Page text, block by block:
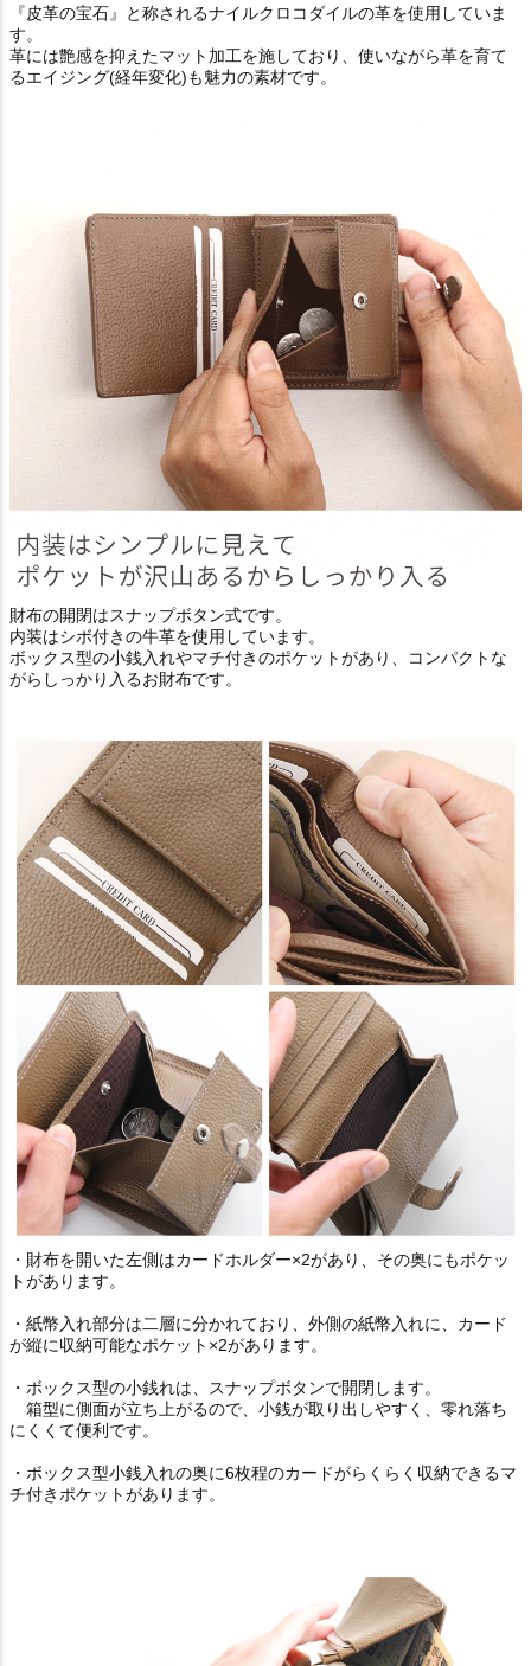
『皮革の宝石』と称されるナイルクロコダイルの革を使用していま
す。
革には艶感を抑えたマット加工を施しており、使いながら革を育て
るエイジング(経年変化)も魅力の素材です。
財布の開閉はスナップボタン式です。
内装はシボ付きの牛革を使用しています。
ボックス型の小銭入れやマチ付きのポケットがあり、コンパクトな
がらしっかり入るお財布です。
・財布を開いた左側はカードホルダー×2があり、その奥にもポケッ
トがあります。
・紙幣入れ部分は二層に分かれており、外側の紙幣入れに、カード
が縦に収納可能なポケット×2があります。
・ボックス型の小銭れは、スナップボタンで開閉します。
箱型に側面が立ち上がるので、小銭が取り出しやすく、零れ落ち
にくくて便利です。
・ボックス型小銭入れの奥に6枚程のカードがらくらく収納できるマ
チ付きポケットがあります。